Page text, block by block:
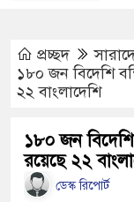
অসহায় মায়ের মাথার
অমায়িক ব্যবহার
প্রচ্ছদ
১৮০ জন বিদেশি
২২ বাংলাদেশি
১৮০ জন
রয়েছে ২২
ডেস্ক রিপোর্ট